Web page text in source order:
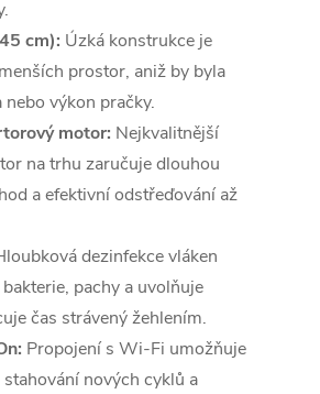
cm): Úzká konstrukce je
prostor, aniž by byla
výkon pračky.
motor: Nejkvalitnější
na trhu zaručuje dlouhou
a efektivní odstřeďování až
dezinfekce vláken
pachy a uvolňuje
čas strávený žehlením.
Propojení s Wi-Fi umožňuje
nových cyklů a